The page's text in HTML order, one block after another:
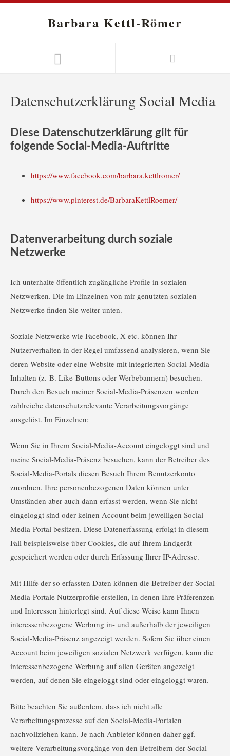
Barbara Kettl-Römer
Datenschutzerklärung Social Media
Diese Datenschutzerklärung gilt für
folgende Social-Media-Auftritte
https://www.facebook.com/barbara.kettlromer/
https://www.pinterest.de/BarbaraKettlRoemer/
Datenverarbeitung durch soziale
Netzwerke
Ich unterhalte öffentlich zugängliche Profile in sozialen
Netzwerken. Die im Einzelnen von mir genutzten sozialen
Netzwerke finden Sie weiter unten.
Soziale Netzwerke wie Facebook, X etc. können Ihr
Nutzerverhalten in der Regel umfassend analysieren, wenn Sie
deren Website oder eine Website mit integrierten Social-Media-
Inhalten (z. B. Like-Buttons oder Werbebannern) besuchen.
Durch den Besuch meiner Social-Media-Präsenzen werden
zahlreiche datenschutzrelevante Verarbeitungsvorgänge
ausgelöst. Im Einzelnen:
Wenn Sie in Ihrem Social-Media-Account eingeloggt sind und
meine Social-Media-Präsenz besuchen, kann der Betreiber des
Social-Media-Portals diesen Besuch Ihrem Benutzerkonto
zuordnen. Ihre personenbezogenen Daten können unter
Umständen aber auch dann erfasst werden, wenn Sie nicht
eingeloggt sind oder keinen Account beim jeweiligen Social-
Media-Portal besitzen. Diese Datenerfassung erfolgt in diesem
Fall beispielsweise über Cookies, die auf Ihrem Endgerät
gespeichert werden oder durch Erfassung Ihrer IP-Adresse.
Mit Hilfe der so erfassten Daten können die Betreiber der Social-
Media-Portale Nutzerprofile erstellen, in denen Ihre Präferenzen
und Interessen hinterlegt sind. Auf diese Weise kann Ihnen
interessenbezogene Werbung in- und außerhalb der jeweiligen
Social-Media-Präsenz angezeigt werden. Sofern Sie über einen
Account beim jeweiligen sozialen Netzwerk verfügen, kann die
interessenbezogene Werbung auf allen Geräten angezeigt
werden, auf denen Sie eingeloggt sind oder eingeloggt waren.
Bitte beachten Sie außerdem, dass ich nicht alle
Verarbeitungsprozesse auf den Social-Media-Portalen
nachvollziehen kann. Je nach Anbieter können daher ggf.
weitere Verarbeitungsvorgänge von den Betreibern der Social-